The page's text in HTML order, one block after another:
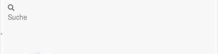
Suche
.